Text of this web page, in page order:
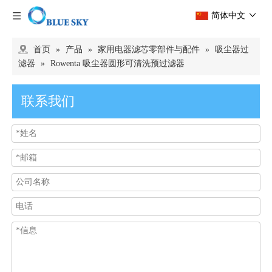
简体中文
首页 » 产品 » 家用电器滤芯零部件与配件 » 吸尘器过
滤器
» Rowenta 吸尘器圆形可清洗预过滤器
联系我们